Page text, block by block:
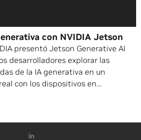
con NVIDIA Jetson
presentó Jetson Generative AI
desarrolladores explorar las
de la IA generativa en un
con los dispositivos en…